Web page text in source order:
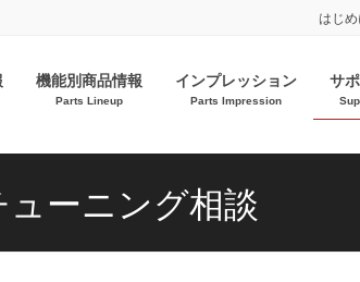
はじ
機能別商品情報
Parts Lineup
インプレッション
Parts Impression
サ
ューニング相談